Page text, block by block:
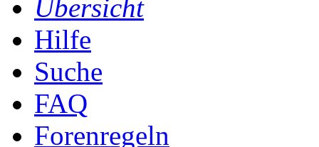
Übersicht
Hilfe
Suche
FAQ
Forenregeln